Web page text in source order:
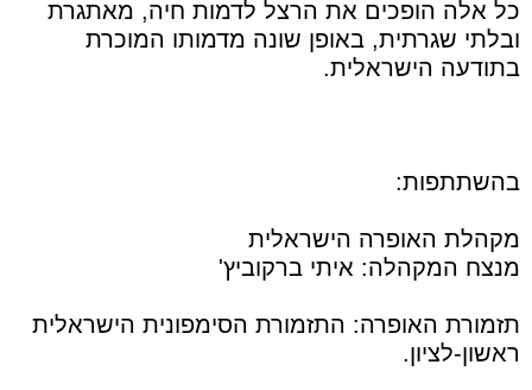
כל אלה הופכים את הרצל לדמות חיה, מאתגרת
ובלתי שגרתית, באופן שונה מדמותו המוכרת
בתודעה הישראלית.
בהשתתפות:
מקהלת האופרה הישראלית
מנצח המקהלה: איתי ברקוביץ'
תזמורת האופרה: התזמורת הסימפונית הישראלית
ראשון-לציון.